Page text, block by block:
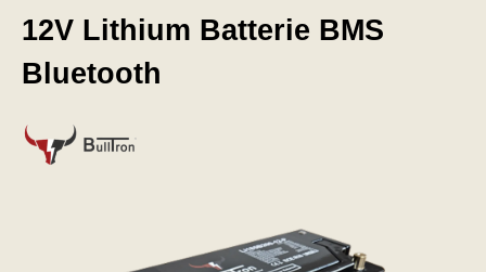
12V Lithium Batterie BMS
Bluetooth